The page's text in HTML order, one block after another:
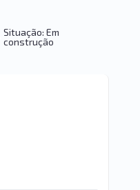
Situação: Em
construção